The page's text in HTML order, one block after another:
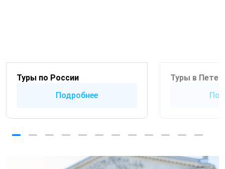
Туры по России
Подробнее
Туры в